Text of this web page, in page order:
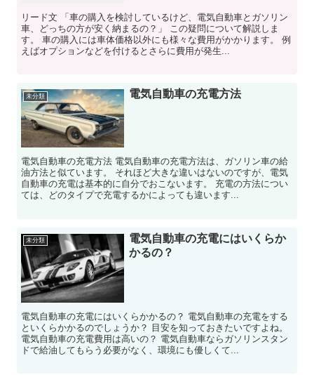
リード文 「車の購入を検討しているけど、電気自動車とガソリン
車、どっちの方が安く納まるの？」 この疑問について解説しま
す。 車の購入には車体価格以外にも様々な費用がかかります。 例
えばオプションなどを付けるとさらに費用が発生...
未分類 電気自動車の充電方法
電気自動車の充電方法 電気自動車の充電方法は、ガソリン車の給
油方法と似ています。 それほど大きな違いはないのですが、電気
自動車の充電は基本的に自分でおこないます。 充電の方法につい
ては、どのタイプで充電するかによっても違います...
未分類
電気自動車の充電にはいくらか
かるの？
電気自動車の充電にはいくらかかるの？ 電気自動車の充電をする
といくらかかるのでしょうか？ 目安を知っておきたいですよね。
電気自動車の充電費用は高いの？ 電気自動車ならガソリンスタン
ドで給油してもらう必要がなく、環境にも優しくて...